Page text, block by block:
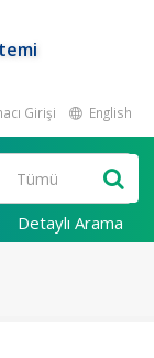
Girişi English
Detaylı Arama